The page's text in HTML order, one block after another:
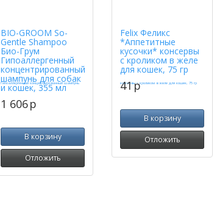
BIO-GROOM So-
Gentle Shampoo
Био-Грум
Гипоаллергенный
концентрированный
шампунь для собак
и кошек, 355 мл
1 606p
В корзину
Отложить
Felix Феликс
*Аппетитные
кусочки* консервы
с кроликом в желе
для кошек, 75 гр
41p
В корзину
Отложить